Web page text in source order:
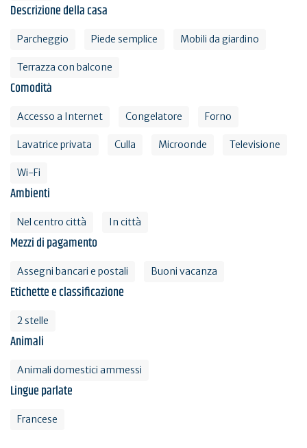
Descrizione della casa
Parcheggio Piede semplice Mobili da giardino
Terrazza con balcone
Comodità
Accesso a Internet Congelatore Forno
Lavatrice privata Culla Microonde Televisione
Wi-Fi
Ambienti
Nel centro città In città
Mezzi di pagamento
Assegni bancari e postali Buoni vacanza
Etichette e classificazione
2 stelle
Animali
Animali domestici ammessi
Lingue parlate
Francese